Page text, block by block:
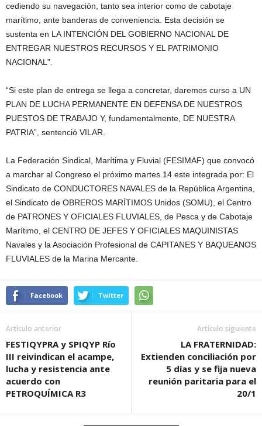
cediendo su navegación, tanto sea interior como de cabotaje
marítimo, ante banderas de conveniencia. Esta decisión se
sustenta en LA INTENCIÓN DEL GOBIERNO NACIONAL DE
ENTREGAR NUESTROS RECURSOS Y EL PATRIMONIO
NACIONAL”.
“Si este plan de entrega se llega a concretar, daremos curso a UN
PLAN DE LUCHA PERMANENTE EN DEFENSA DE NUESTROS
PUESTOS DE TRABAJO Y, fundamentalmente, DE NUESTRA
PATRIA”, sentenció VILAR.
La Federación Sindical, Marítima y Fluvial (FESIMAF) que convocó
a marchar al Congreso el próximo martes 14 este integrada por: El
Sindicato de CONDUCTORES NAVALES de la República Argentina,
el Sindicato de OBREROS MARÍTIMOS Unidos (SOMU), el Centro
de PATRONES Y OFICIALES FLUVIALES, de Pesca y de Cabotaje
Marítimo, el CENTRO DE JEFES Y OFICIALES MAQUINISTAS
Navales y la Asociación Profesional de CAPITANES Y BAQUEANOS
FLUVIALES de la Marina Mercante.
Facebook Twitter
Artículo anterior
FESTIQYPRA y SPIQYP Río
III reivindican el acampe,
lucha y resistencia ante
acuerdo con
PETROQUÍMICA R3
Artículo siguiente
LA FRATERNIDAD:
Extienden conciliación por
5 días y se fija nueva
reunión paritaria para el
20/1